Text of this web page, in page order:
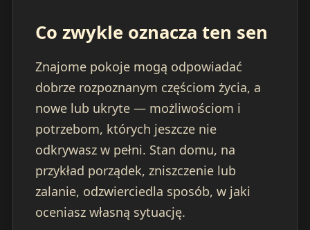
Co zwykle oznacza ten sen
Znajome pokoje mogą odpowiadać
dobrze rozpoznanym częściom życia, a
nowe lub ukryte — możliwościom i
potrzebom, których jeszcze nie
odkrywasz w pełni. Stan domu, na
przykład porządek, zniszczenie lub
zalanie, odzwierciedla sposób, w jaki
oceniasz własną sytuację.